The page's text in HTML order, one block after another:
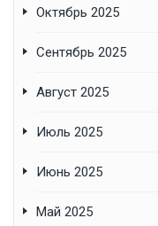
Октябрь 2025
Сентябрь 2025
Август 2025
Июль 2025
Июнь 2025
Май 2025